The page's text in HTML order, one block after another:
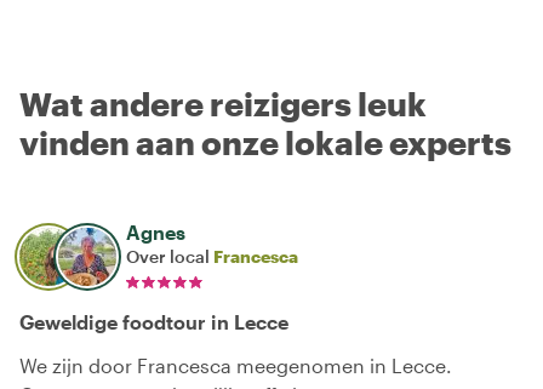
Wat andere reizigers leuk
vinden aan onze lokale experts
Agnes
Over local Francesca
Geweldige foodtour in Lecce
We zijn door Francesca meegenomen in Lecce.